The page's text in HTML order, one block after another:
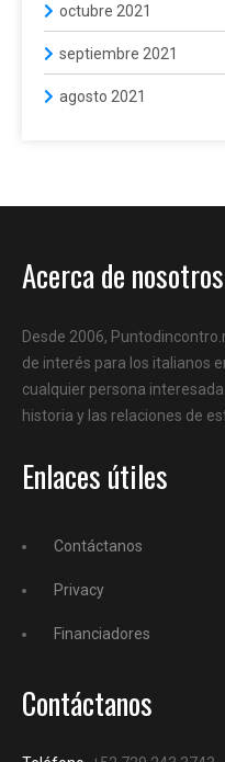
octubre 2021
septiembre 2021
agosto 2021
Acerca de nosotros
Desde 2006,
de interés para los italianos
cualquier persona
historia y las relaciones de
Enlaces útiles
Contáctanos
Privacy
Financiadores
Contáctanos